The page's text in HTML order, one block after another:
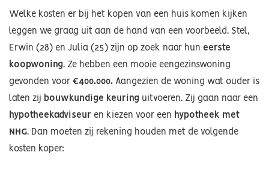
Welke kosten er bij het kopen van een huis komen kijken
leggen we graag uit aan de hand van een voorbeeld. Stel,
Erwin (28) en Julia (25) zijn op zoek naar hun eerste
koopwoning. Ze hebben een mooie eengezinswoning
gevonden voor €400.000. Aangezien de woning wat ouder is
laten zij
bouwkundige keuring uitvoeren. Zij gaan naar een
hypotheekadviseur en kiezen voor een hypotheek met
NHG. Dan moeten zij rekening houden met de volgende
kosten koper: